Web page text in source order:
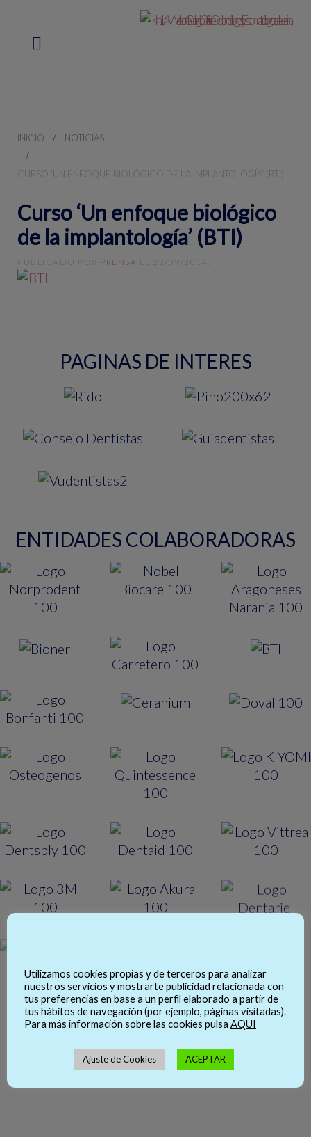
INICIO NOTICIAS
CURSO ‘UN ENFOQUE BIOLÓGICO DE LA IMPLANTOLOGÍA’ (BTI)
Curso ‘Un enfoque biológico
de la implantología’ (BTI)
PUBLICADO POR PRENSA EL 22/09/2014
PAGINAS DE INTERES
ENTIDADES COLABORADORAS
Utilizamos cookies propias y de terceros para analizar
nuestros servicios y mostrarte publicidad relacionada con
tus preferencias en base a un perfil elaborado a partir de
tus hábitos de navegación (por ejemplo, páginas visitadas).
Para más información sobre las cookies pulsa AQUI
Ajuste de Cookies ACEPTAR